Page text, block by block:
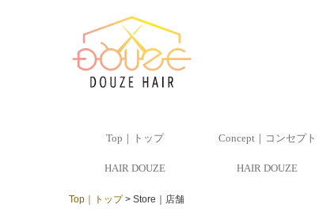
Top｜トップ Concept｜コンセプト
HAIR DOUZE HAIR DOUZE
Top｜トップ Store｜店舗